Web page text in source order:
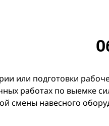
или подготовки
работах по выемке
смены навесного